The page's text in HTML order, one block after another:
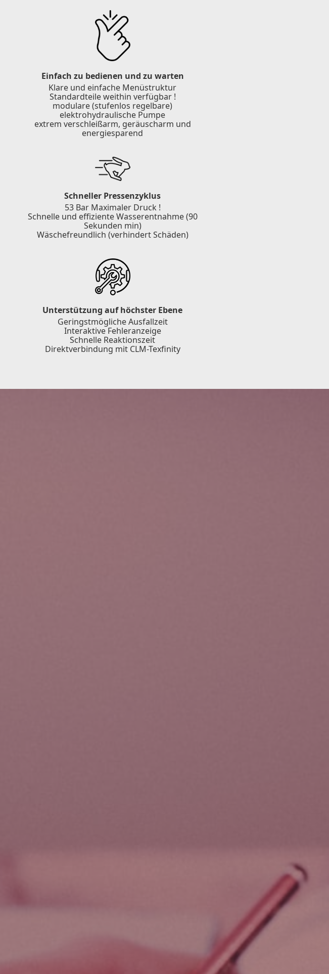
Einfach zu bedienen und zu warten
Klare und einfache Menüstruktur
Standardteile weithin verfügbar !
modulare (stufenlos regelbare)
elektrohydraulische Pumpe
extrem verschleißarm, geräuscharm und
energiesparend
Schneller Pressenzyklus
53 Bar Maximaler Druck !
Schnelle und effiziente Wasserentnahme (90
Sekunden min)
Wäschefreundlich (verhindert Schäden)
Unterstützung auf höchster Ebene
Geringstmögliche Ausfallzeit
Interaktive Fehleranzeige
Schnelle Reaktionszeit
Direktverbindung mit CLM-Texfinity